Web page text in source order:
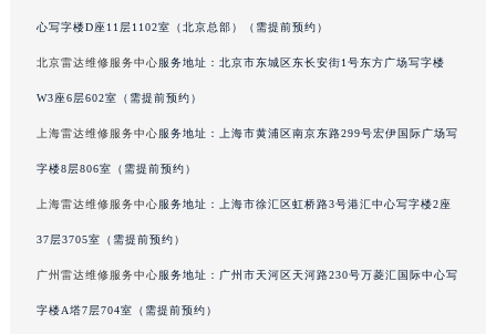
辽宁省抚顺市新抚区东一路雷达售后服务中心（需提前预约）
辽宁省阜新市海州区解放大街雷达售后服务中心（需提前预约）
辽宁省葫芦岛市连山区中央路雷达售后服务中心（需提前预约）
辽宁省锦州市古塔区中央大街雷达售后服务中心（需提前预约）
心写字楼D座11层1102室（北京总部）（需提前预约）
北京雷达维修服务中心服务地址：北京市东城区东长安街1号东方广场写字楼
W3座6层602室（需提前预约）
上海雷达维修服务中心服务地址：上海市黄浦区南京东路299号宏伊国际广场写
字楼8层806室（需提前预约）
上海雷达维修服务中心服务地址：上海市徐汇区虹桥路3号港汇中心写字楼2座
37层3705室（需提前预约）
广州雷达维修服务中心服务地址：广州市天河区天河路230号万菱汇国际中心写
字楼A塔7层704室（需提前预约）